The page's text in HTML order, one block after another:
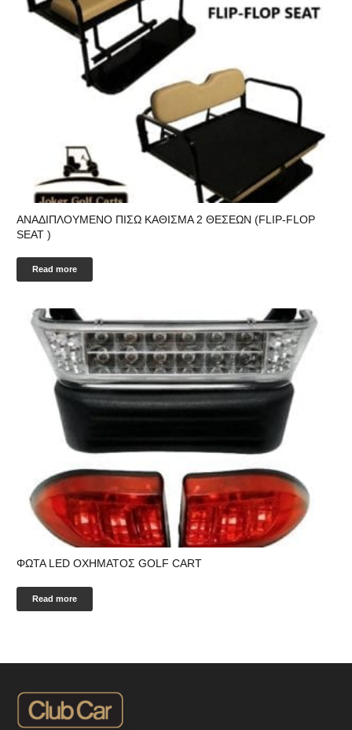
ANAΔΙΠΛΟΥΜΕΝΟ ΠΙΣΩ ΚΑΘΙΣΜΑ 2 ΘΕΣΕΩΝ (FLIP-FLOP
SEAT )
Read more
ΦΩΤΑ LED ΟΧΗΜΑΤΟΣ GOLF CART
Read more